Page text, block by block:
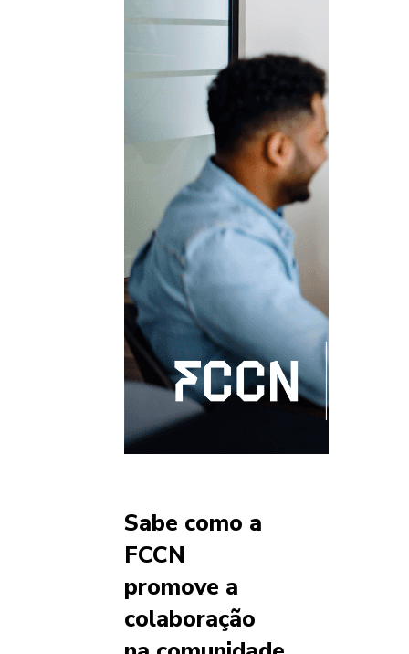
Sabe como a
FCCN
promove a
colaboração